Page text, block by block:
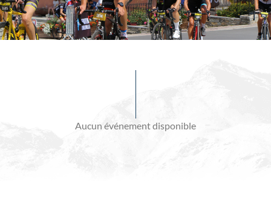
Aucun événement disponible